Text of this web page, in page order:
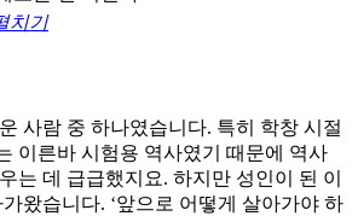
치기
사람 중 하나였습니다. 특히 학창 시절
이른바 시험용 역사였기 때문에 역사
는 데 급급했지요. 하지만 성인이 된 이
왔습니다. ‘앞으로 어떻게 살아가야 하